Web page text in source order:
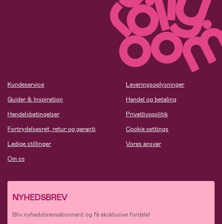
Kundeservice
Guider & Inspiration
Handelsbetingelser
Fortrydelsesret, retur og garanti
Ledige stillinger
Om os
Leveringsoplysninger
Handel og betaling
Privatlivspolitik
Cookie settings
Vores ansvar
NYHEDSBREV
Bliv nyhedsbrevsabonnent og få eksklusive fordele!